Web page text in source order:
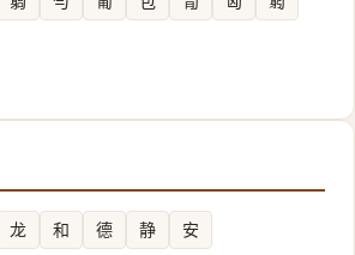
龙 和 德 静 安